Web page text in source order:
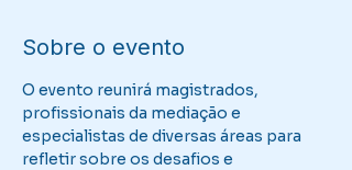
Sobre o evento
O evento reunirá magistrados,
profissionais da mediação e
especialistas de diversas áreas para
refletir sobre os desafios e